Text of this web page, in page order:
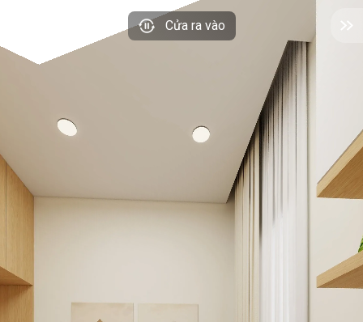
Cửa ra vào